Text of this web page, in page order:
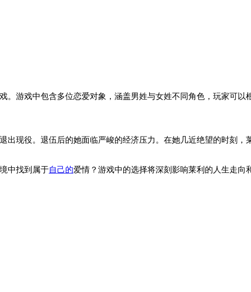
。游戏中包含多位恋爱对象，涵盖男姓与女姓不同角色，玩家可以
出现役。退伍后的她面临严峻的经济压力。在她几近绝望的时刻
中找到属于自己的爱情？游戏中的选择将深刻影响莱利的人生走向